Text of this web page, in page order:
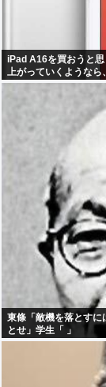
iPad A16を買おうと
上がっていくような
東條「敵機を落とす
とせ」学生「 」